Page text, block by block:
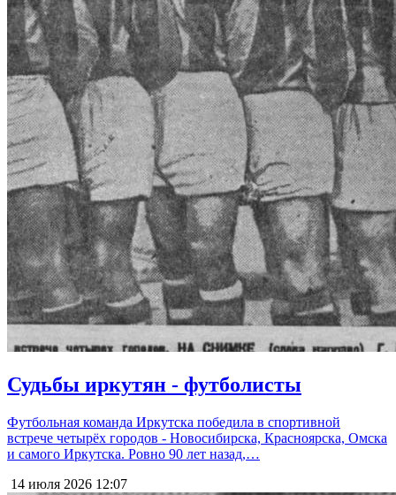
Судьбы иркутян - футболисты
Футбольная команда Иркутска победила в спортивной
встрече четырёх городов - Новосибирска, Красноярска, Омска
и самого Иркутска. Ровно 90 лет назад,…
14 июля 2026 12:07